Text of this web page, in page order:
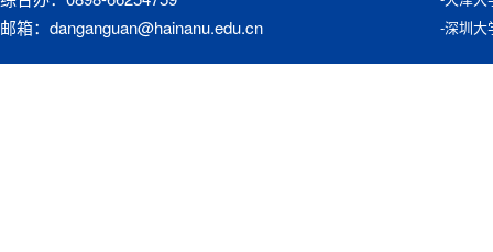
邮箱：danganguan@hainanu.edu.cn
-深圳大